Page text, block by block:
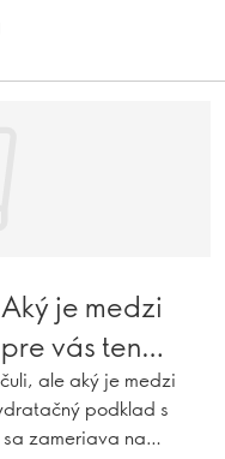
je medzi
vás ten
ale aký je medzi
podklad s
zameriava na